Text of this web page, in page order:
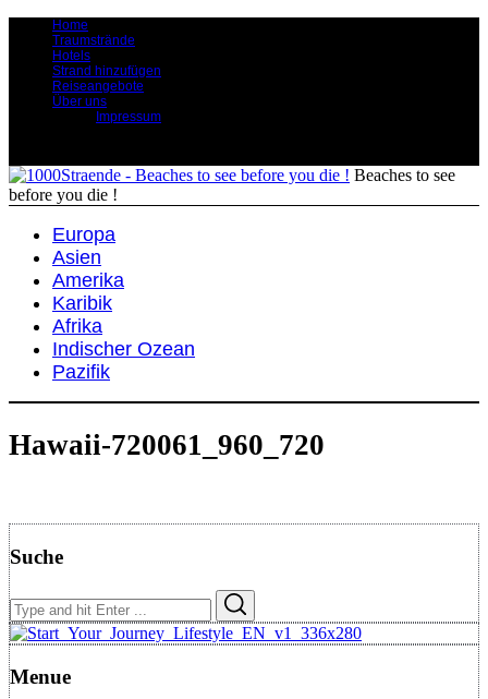
Home
Traumstrände
Hotels
Strand hinzufügen
Reiseangebote
Über uns
Impressum
Beaches to see
before you die !
Europa
Asien
Amerika
Karibik
Afrika
Indischer Ozean
Pazifik
Hawaii-720061_960_720
Suche
Search
for:
Menue